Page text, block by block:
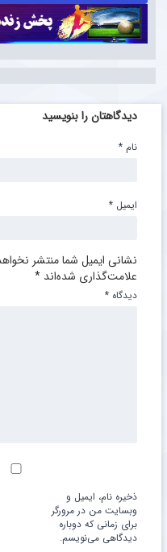
دیدگاهتان را بنویسید
نشانی ایمیل شما منتشر
علامت‌گذاری شده‌اند *
دیدگاه *
نام *
ایمیل *
ذخیره نام، ایمیل و
وبسایت من در مرورگر
برای زمانی که دوباره
دیدگاهی می‌نویسم.